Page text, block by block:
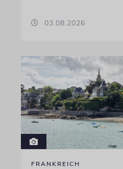
03.08.2026
FRANKREICH